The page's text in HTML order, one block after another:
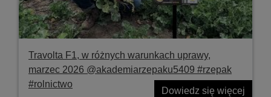
Travolta F1, w różnych warunkach uprawy,
marzec 2026 @akademiarzepaku5409 #rzepak
#rolnictwo
Dowiedz się więcej